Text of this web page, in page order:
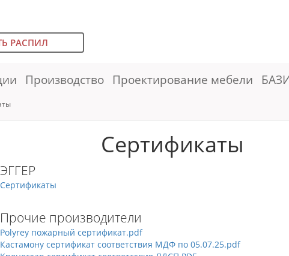
РАСПИЛ
Производство Проектирование мебели
Сертификаты
ЭГГЕР
Сертификаты
Прочие производители
Polyrey пожарный сертификат.pdf
Кастамону сертификат соответствия МДФ по 05.07.25.pdf